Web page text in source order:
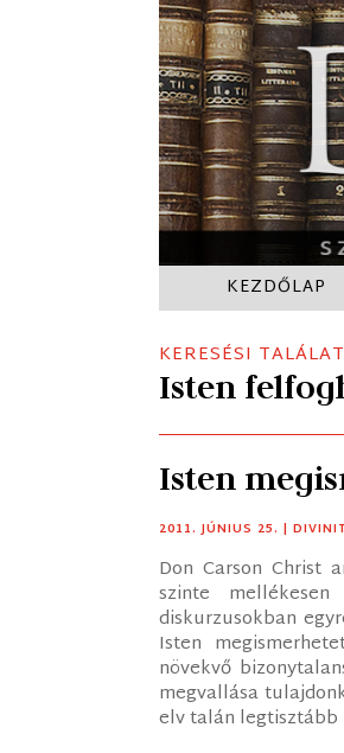
KEZDŐLAP
KERESÉSI
Isten
Isten
2011. JÚNIUS 25. |
Don Carson Christ
szinte
diskurzusokban
Isten
növekvő
megvallása
elv talán legtisztább